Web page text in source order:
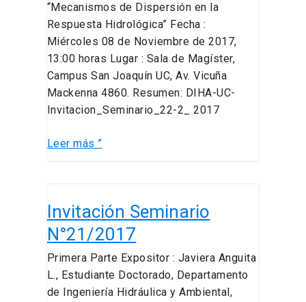
“Mecanismos de Dispersión en la
Respuesta Hidrológica” Fecha :
Miércoles 08 de Noviembre de 2017,
13:00 horas Lugar : Sala de Magíster,
Campus San Joaquín UC, Av. Vicuña
Mackenna 4860. Resumen: DIHA-UC-
Invitacion_Seminario_22-2_ 2017
Leer más ”
Invitación Seminario
N°21/2017
Primera Parte Expositor : Javiera Anguita
L., Estudiante Doctorado, Departamento
de Ingeniería Hidráulica y Ambiental,
Seminario
N°21/2017